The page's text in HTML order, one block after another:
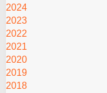
2024
2023
2022
2021
2020
2019
2018